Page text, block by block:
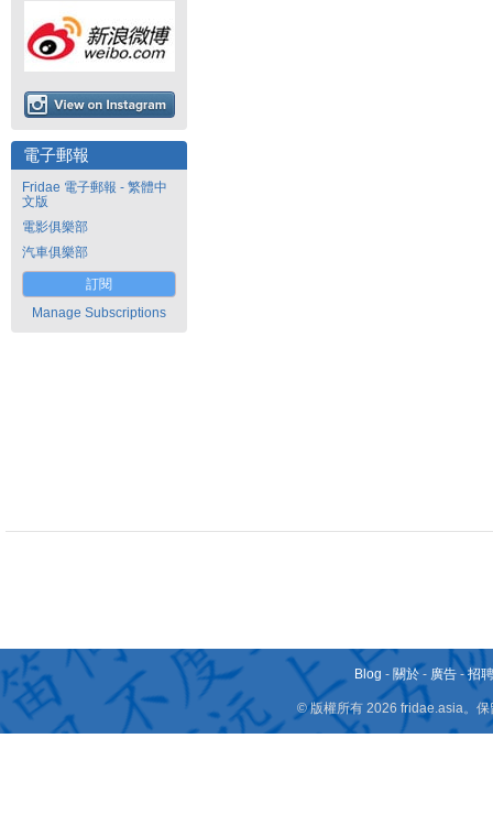
電子郵報
Fridae 電子郵報 - 繁體中
文版
電影俱樂部
汽車俱樂部
訂閱
Manage Subscriptions
Blog - 關於 - 廣告 -招
© 版權所有 2026 fridae.asia。